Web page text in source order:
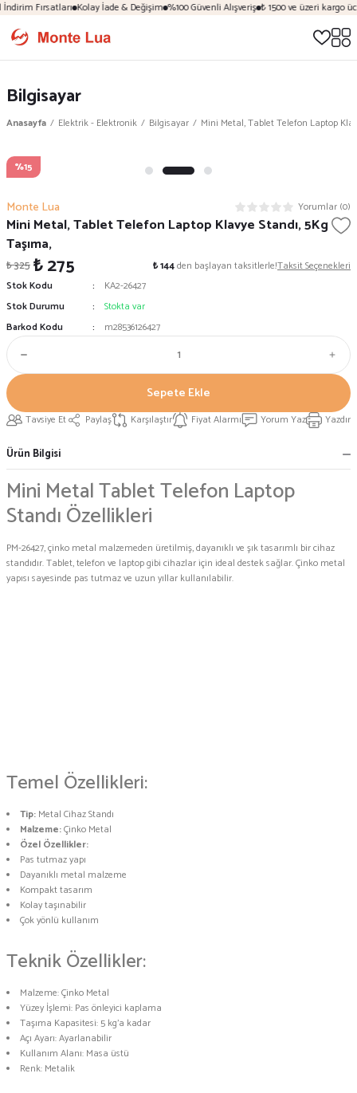
Fırsatları Kolay İade & Değişim %100 Güvenli Alışveriş ₺ 1500 ve üzeri kargo
Bilgisayar
Anasayfa Elektrik - Elektronik Bilgisayar Mini Metal, Tablet Telefon Laptop
%15
Monte Lua Yorumlar (0)
Mini Metal, Tablet Telefon Laptop Klavye Standı, 5Kg
Taşıma,
₺ 325₺ 275 ₺ 144den başlayan taksitlerle!Taksit Seçenekleri
Stok Kodu
KA2-26427
Stok Durumu
Stokta var
Barkod Kodu
m28536126427
Sepete Ekle
Tavsiye Et Paylaş Karşılaştır Fiyat Alarmı Yorum Yaz Yazdır
Ürün Bilgisi
Mini Metal Tablet Telefon Laptop
Standı Özellikleri
PM-26427, çinko metal malzemeden üretilmiş, dayanıklı ve şık tasarımlı bir cihaz
standıdır. Tablet, telefon ve laptop gibi cihazlar için ideal destek sağlar. Çinko metal
yapısı sayesinde pas tutmaz ve uzun yıllar kullanılabilir.
Temel Özellikleri:
Tip: Metal Cihaz Standı
Malzeme:Çinko Metal
Özel Özellikler:
Pas tutmaz yapı
Dayanıklı metal malzeme
Kompakt tasarım
Kolay taşınabilir
Çok yönlü kullanım
Teknik Özellikler:
Malzeme: Çinko Metal
Yüzey İşlemi: Pas önleyici kaplama
Taşıma Kapasitesi: 5 kg'a kadar
Açı Ayarı: Ayarlanabilir
Kullanım Alanı: Masa üstü
Renk: Metalik